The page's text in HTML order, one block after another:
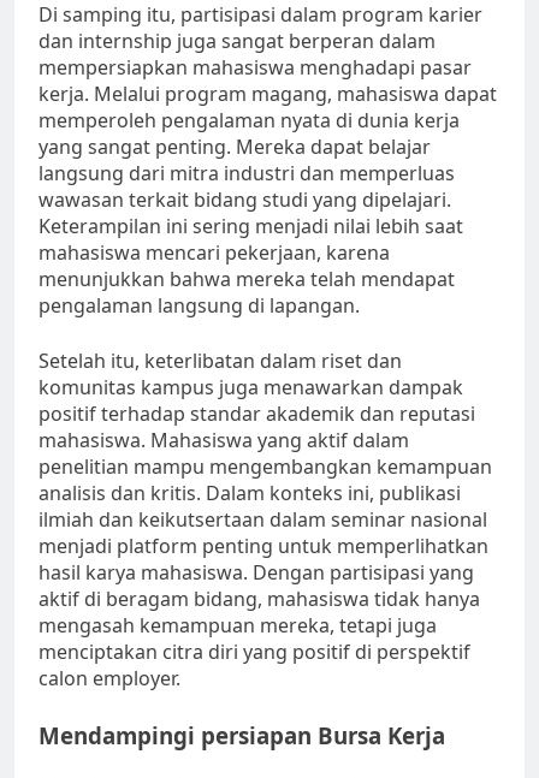
Di samping itu, partisipasi dalam program karier
dan internship juga sangat berperan dalam
mempersiapkan mahasiswa menghadapi pasar
kerja. Melalui program magang, mahasiswa dapat
memperoleh pengalaman nyata di dunia kerja
yang sangat penting. Mereka dapat belajar
langsung dari mitra industri dan memperluas
wawasan terkait bidang studi yang dipelajari.
Keterampilan ini sering menjadi nilai lebih saat
mahasiswa mencari pekerjaan, karena
menunjukkan bahwa mereka telah mendapat
pengalaman langsung di lapangan.
Setelah itu, keterlibatan dalam riset dan
komunitas kampus juga menawarkan dampak
positif terhadap standar akademik dan reputasi
mahasiswa. Mahasiswa yang aktif dalam
penelitian mampu mengembangkan kemampuan
analisis dan kritis. Dalam konteks ini, publikasi
ilmiah dan keikutsertaan dalam seminar nasional
menjadi platform penting untuk memperlihatkan
hasil karya mahasiswa. Dengan partisipasi yang
aktif di beragam bidang, mahasiswa tidak hanya
mengasah kemampuan mereka, tetapi juga
menciptakan citra diri yang positif di perspektif
calon employer.
Mendampingi persiapan Bursa Kerja